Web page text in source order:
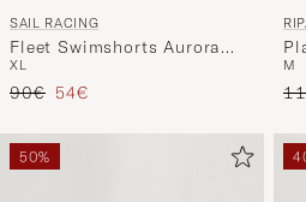
SAIL RACING
Fleet Swimshorts Aurora
Red
XL
Regulärer Preis
90€ Reduzierter Preis
54€
M
50%